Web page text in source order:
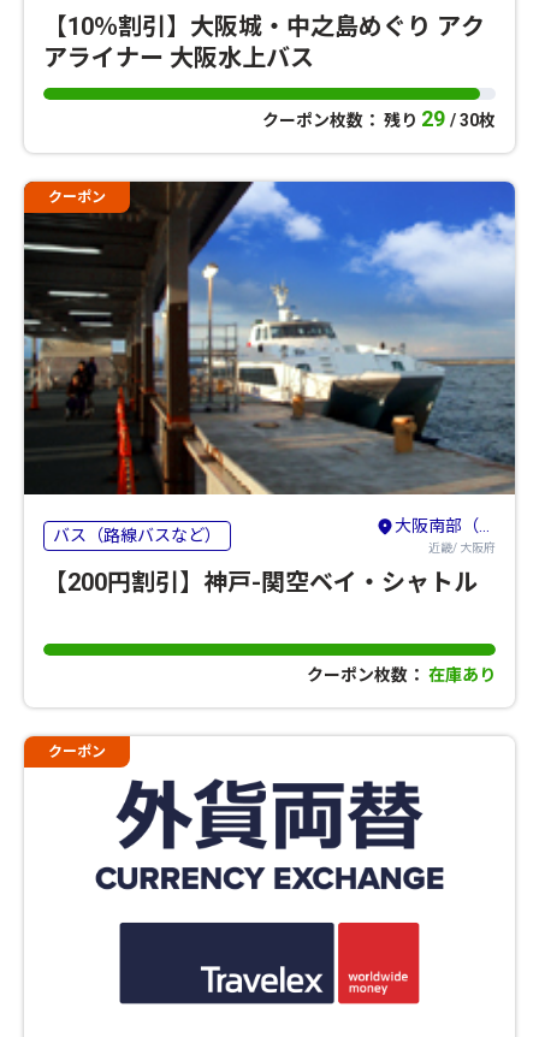
【10％割引】大阪城・中之島めぐり アク
アライナー 大阪水上バス
クーポン枚数： 残り 29 / 30枚
クーポン
バス（路線バスなど） 大阪南部（堺・岸和田・関西空港）
近畿/ 大阪府
【200円割引】神戸-関空ベイ・シャトル
クーポン枚数： 在庫あり
クーポン